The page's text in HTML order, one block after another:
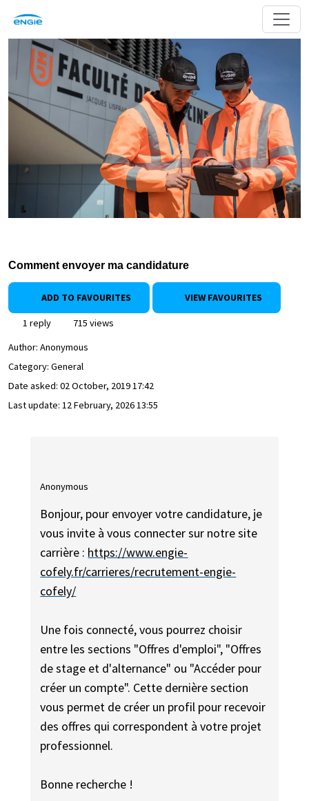
Comment envoyer ma candidature
ADD TO FAVOURITES VIEW FAVOURITES
1 reply
715 views
Author: Anonymous
Category: General
Date asked: 02 October, 2019 17:42
Last update: 12 February, 2026 13:55
Anonymous
Bonjour, pour envoyer votre candidature, je
vous invite à vous connecter sur notre site
carrière : https://www.engie-
cofely.fr/carrieres/recrutement-engie-
cofely/
Une fois connecté, vous pourrez choisir
entre les sections "Offres d'emploi", "Offres
de stage et d'alternance" ou "Accéder pour
créer un compte". Cette dernière section
vous permet de créer un profil pour recevoir
des offres qui correspondent à votre projet
professionnel.
Bonne recherche !